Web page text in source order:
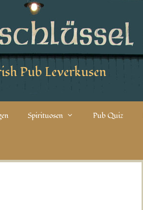
Pub Leverkusen
Spirituosen Pub Quiz